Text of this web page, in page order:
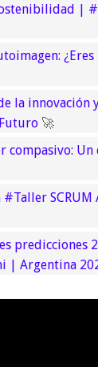
|
la innovación
🚀
compasivo:
#Taller
predicciones
| Argentina